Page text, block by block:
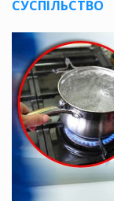
СУСПІЛЬСТВО